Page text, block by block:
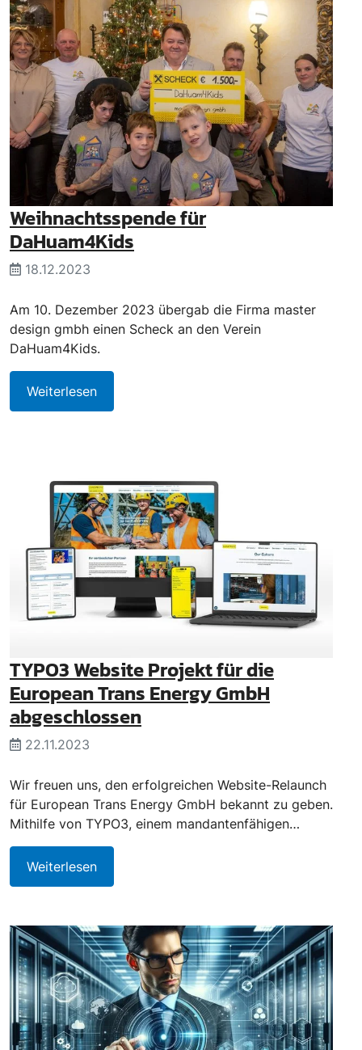
Weihnachtsspende für
DaHuam4Kids
18.12.2023
Am 10. Dezember 2023 übergab die Firma master
design gmbh einen Scheck an den Verein
DaHuam4Kids.
Weiterlesen
TYPO3 Website Projekt für die
European Trans Energy GmbH
abgeschlossen
22.11.2023
Wir freuen uns, den erfolgreichen Website-Relaunch
für European Trans Energy GmbH bekannt zu geben.
Mithilfe von TYPO3, einem mandantenfähigen…
Weiterlesen